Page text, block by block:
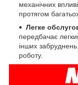
механічних
протягом
Легке
передбачає
інших
роботу.